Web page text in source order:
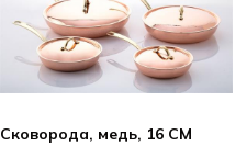
Сковорода, медь, 16 CM